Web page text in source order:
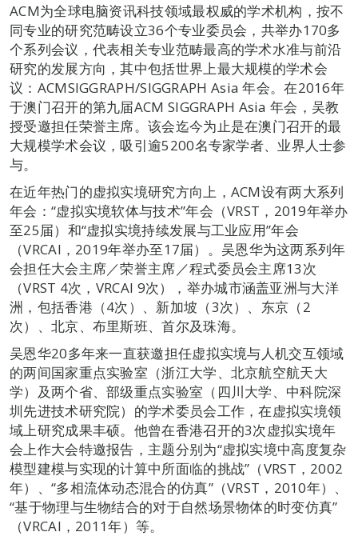
ACM为全球电脑资讯科技领域最权威的学术机构，按不
同专业的研究范畴设立36个专业委员会，共举办170多
个系列会议，代表相关专业范畴最高的学术水准与前沿
研究的发展方向，其中包括世界上最大规模的学术会
议：ACMSIGGRAPH/SIGGRAPH Asia 年会。在2016年
于澳门召开的第九届ACM SIGGRAPH Asia 年会，吴教
授受邀担任荣誉主席。该会迄今为止是在澳门召开的最
大规模学术会议，吸引逾5200名专家学者、业界人士参
与。
在近年热门的虚拟实境研究方向上，ACM设有两大系列
年会：“虚拟实境软体与技术”年会（VRST，2019年举办
至25届）和“虚拟实境持续发展与工业应用”年会
（VRCAI，2019年举办至17届）。吴恩华为这两系列年
会担任大会主席／荣誉主席／程式委员会主席13次
（VRST 4次，VRCAI 9次），举办城市涵盖亚洲与大洋
洲，包括香港（4次）、新加坡（3次）、东京（2
次）、北京、布里斯班、首尔及珠海。
吴恩华20多年来一直获邀担任虚拟实境与人机交互领域
的两间国家重点实验室（浙江大学、北京航空航天大
学）及两个省、部级重点实验室（四川大学、中科院深
圳先进技术研究院）的学术委员会工作，在虚拟实境领
域上研究成果丰硕。他曾在香港召开的3次虚拟实境年
会上作大会特邀报告，主题分别为“虚拟实境中高度复杂
模型建模与实现的计算中所面临的挑战”（VRST，2002
年）、“多相流体动态混合的仿真”（VRST，2010年）、
“基于物理与生物结合的对于自然场景物体的时变仿真”
（VRCAI，2011年）等。